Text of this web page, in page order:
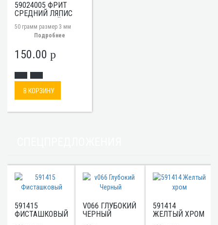
59024005 ФРИТ
СРЕДНИЙ ЛЯПИС
50 грамм размер 3 мм
Подробнее
150.00 p
В КОРЗИНУ
591415
ФИСТАШКОВЫЙ
V066 ГЛУБОКИЙ
ЧЕРНЫЙ
591414
ЖЕЛТЫЙ ХРОМ